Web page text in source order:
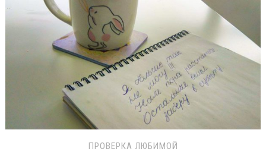
ПРОВЕРКА ЛЮБИМОЙ